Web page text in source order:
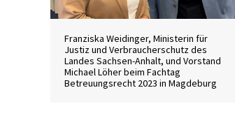
Franziska Weidinger, Ministerin für
Justiz und Verbraucherschutz des
Landes Sachsen-Anhalt, und Vorstand
Michael Löher beim Fachtag
Betreuungsrecht 2023 in Magdeburg